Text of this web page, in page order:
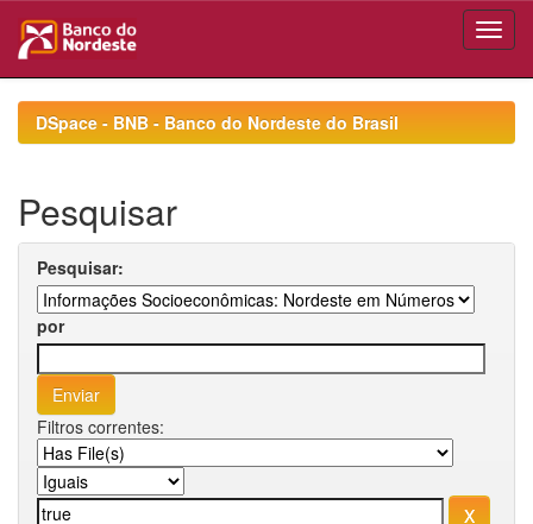
navigationDSpace - BNB - Banco do Nordeste do Brasil
Pesquisar
Pesquisar:
por
Filtros correntes: